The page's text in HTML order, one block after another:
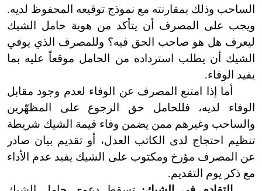
الساحب وذلك بمقارنته مع نموذج توقيعه المحفوظ لديه.
ويجب على المصرف أن يتأكد من هوية حامل الشيك
ليعرف هل هو صاحب الحق فيه؟ وللمصرف الذي يوفي
الشيك أن يطلب استرداده من الحامل موقعاً عليه بما
يفيد الوفاء.
أما إذا امتنع المصرف عن الوفاء لعدم وجود مقابل
الوفاء لديه، فللحامل حق الرجوع على المظهّرين
والساحب وغيرهم ممن يضمن وفاء قيمة الشيك شريطة
تنظيم احتجاج لدى الكاتب العدل، أو تقديم بيان صادر
عن المصرف مؤرخ ومكتوب على الشيك يفيد عدم الأداء
مع ذكر يوم التقديم.